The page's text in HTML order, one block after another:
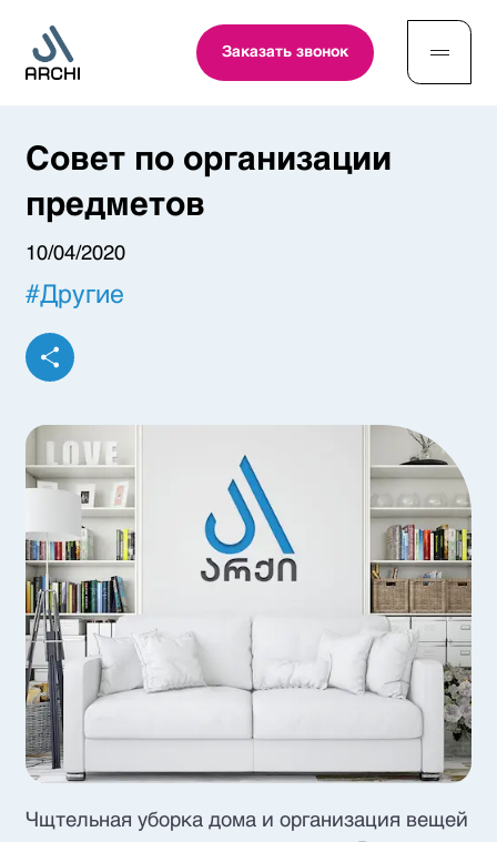
Заказать звонок
Совет по организации
предметов
10/04/2020
#Другие
Чщтельная уборка дома и организация вещей